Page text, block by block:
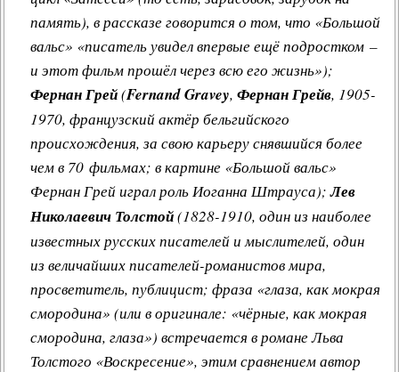
память), в рассказе говорится о том, что «Большой
вальс» «писатель увидел впервые ещё подростком –
и этот фильм прошёл через всю его жизнь»);
Фернан Грей(Fernand Gravey, Фернан Грейв, 1905-
1970, французский актёр бельгийского
происхождения, за свою карьеру снявшийся более
чем в 70 фильмах; в картине «Большой вальс»
Фернан Грей играл роль Иоганна Штрауса);Лев
Николаевич Толстой(1828-1910, один из наиболее
известных русских писателей и мыслителей, один
из величайших писателей-романистов мира,
просветитель, публицист; фраза «глаза, как мокрая
смородина» (или в оригинале: «чёрные, как мокрая
смородина, глаза») встречается в романе Льва
Толстого «Воскресение», этим сравнением автор